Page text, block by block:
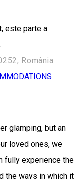
este parte a
România
glamping, but an
loved ones, we
fully experience the
the ways in which it